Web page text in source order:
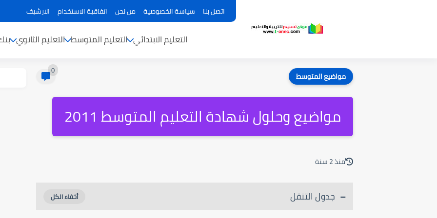
اتصل بنا سياسة الخصوصية من نحن اتفاقية الاستخدام الارشيف
التعليم الابتدائي التعليم المتوسط التعليم الثانوي
مواضيع المتوسط 0
مواضيع وحلول شهادة التعليم المتوسط 2011
منذ 2 سنة
جدول التنقل